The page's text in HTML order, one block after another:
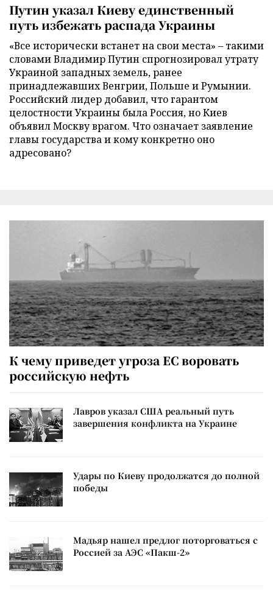
Путин указал Киеву единственный
путь избежать распада Украины
«Все исторически встанет на свои места» – такими
словами Владимир Путин спрогнозировал утрату
Украиной западных земель, ранее
принадлежавших Венгрии, Польше и Румынии.
Российский лидер добавил, что гарантом
целостности Украины была Россия, но Киев
объявил Москву врагом. Что означает заявление
главы государства и кому конкретно оно
адресовано?
К чему приведет угроза ЕС воровать
российскую нефть
Лавров указал США реальный путь
завершения конфликта на Украине
Удары по Киеву продолжатся до полной
победы
Мадьяр нашел предлог поторговаться с
Россией за АЭС «Пакш-2»